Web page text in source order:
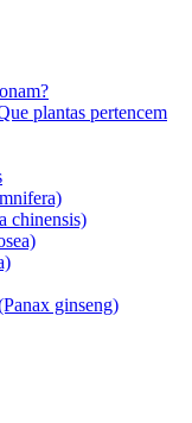
plantas pertencem
chinensis)
ginseng)